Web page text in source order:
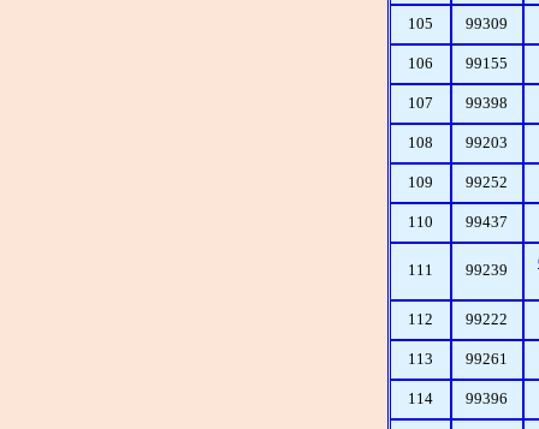
105 99309
106 99155
107 99398
108 99203
109 99252
110 99437
111 99239
112 99222
113 99261
114 99396